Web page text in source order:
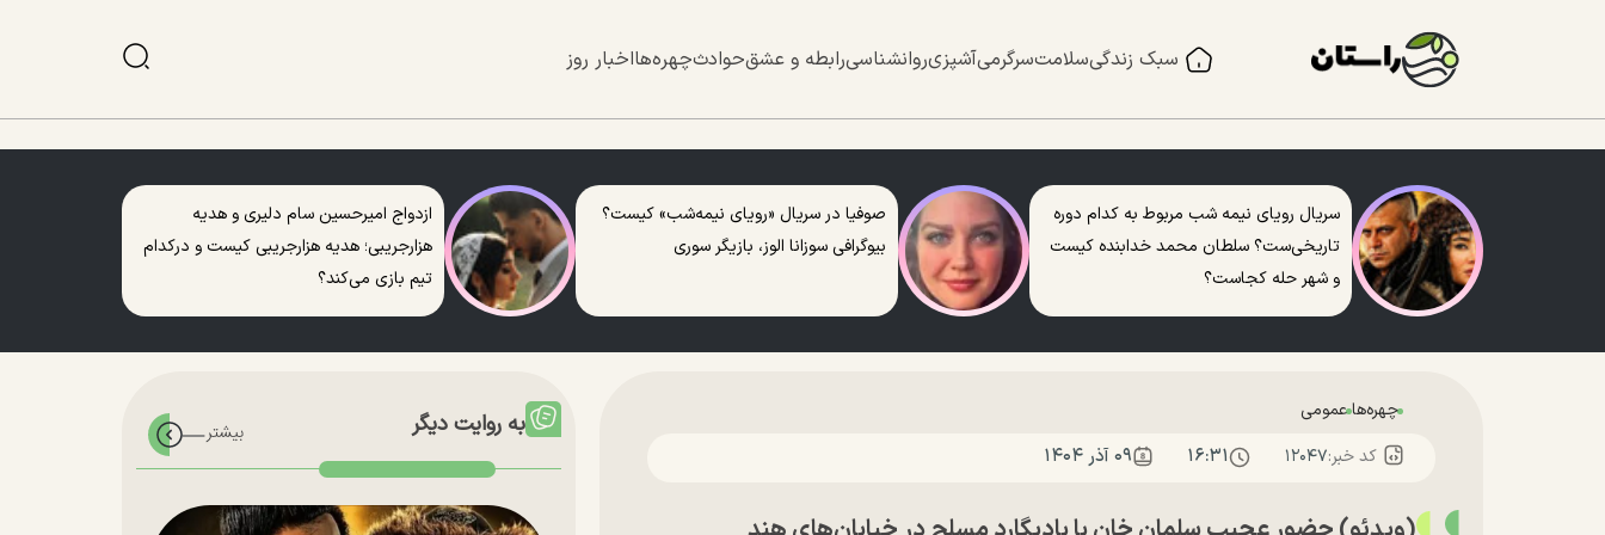
سبک زندگیسلامتسرگرمیآشپزیروانشناسیرابطه و عشقحوادثچهره‌هااخبار روز
سریال رویای نیمه شب مربوط به کدام دوره
تاریخی‌ست؟ سلطان محمد خدابنده کیست
و شهر حله کجاست؟
صوفیا در سریال «رویای نیمه‌شب» کیست؟
بیوگرافی سوزانا الوز، بازیگر سوری
ازدواج امیرحسین سام دلیری و هدیه
هزارجریبی؛ هدیه هزارجریبی کیست و درکدام
تیم بازی می‌کند؟
چهره‌هاعمومی
کد خبر:۱۲۰۴۷ ۱۶:۳۱ ۰۹ آذر ۱۴۰۴
به روایت دیگر